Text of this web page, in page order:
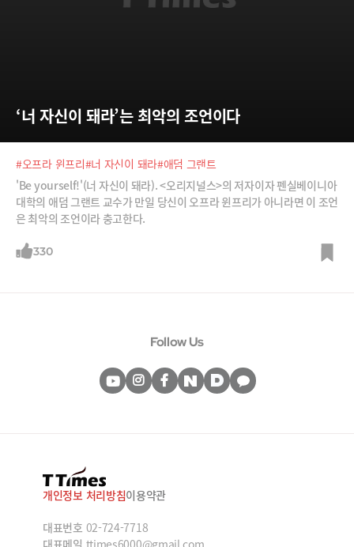
‘너 자신이 돼라’는 최악의 조언이다
#오프라 윈프리#너 자신이 돼라#애덤 그랜트
'Be yourself!'(너 자신이 돼라). <오리지널스>의 저자이자 펜실베이니아
대학의 애덤 그랜트 교수가 만일 당신이 오프라 윈프리가 아니라면 이 조언
은 최악의 조언이라 충고한다.
330
Follow Us
개인정보 처리방침이용약관
대표번호 02-724-7718